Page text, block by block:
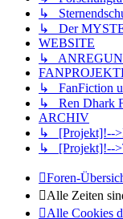
↳
↳ Der
WEBSITE
↳
↳ FanFiction
↳ Ren Dhark
ARCHIV
↳ [Projekt]!--
↳ [Projekt]!--
Foren-
Alle Zeiten
Alle Cookies